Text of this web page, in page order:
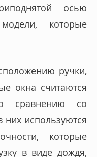
осью
которые
ручки,
окна считаются
сравнению со
них используются
которые
в виде дождя,